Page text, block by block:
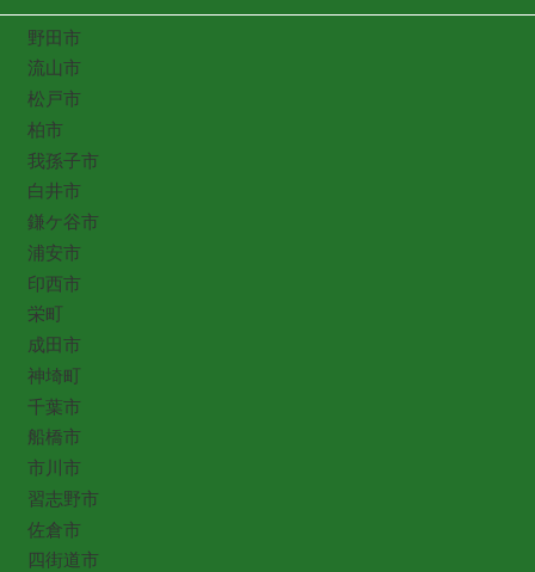
野田市
流山市
松戸市
柏市
我孫子市
白井市
鎌ケ谷市
浦安市
印西市
栄町
成田市
神埼町
千葉市
船橋市
市川市
習志野市
佐倉市
四街道市